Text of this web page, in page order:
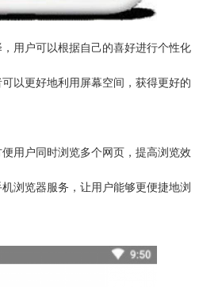
户可以根据自己的喜好进行个性化
更好地利用屏幕空间，获得更好的
户同时浏览多个网页，提高浏览效
览器服务，让用户能够更便捷地浏